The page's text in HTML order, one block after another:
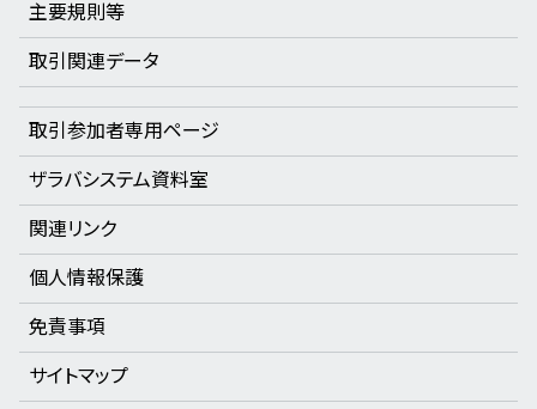
主要規則等
取引関連データ
取引参加者専用ページ
ザラバシステム資料室
関連リンク
個人情報保護
免責事項
サイトマップ